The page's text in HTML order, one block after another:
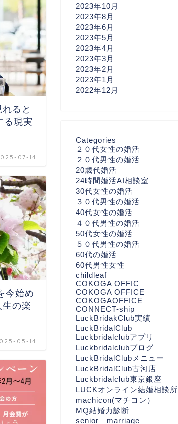
ると
る現実
07-14
今始め
の楽
05-14
2023年10月
2023年8月
2023年6月
2023年5月
2023年4月
2023年3月
2023年2月
2023年1月
2022年12月
Categories
２０代女性の婚活
２０代男性の婚活
20歳代婚活
24時間婚活AI相談室
30代女性の婚活
３０代男性の婚活
40代女性の婚活
４０代男性の婚活
50代女性の婚活
５０代男性の婚活
60代の婚活
60代男性女性
childleaf
COKOGA OFFIC
COKOGA OFFICE
COKOGAOFFICE
CONNECT-ship
LuckBridakClub実績
LuckBridalClub
Luckbridalclubアプリ
Luckbridalclubブログ
LuckBridalClubメニュー
LuckBridalClub古河店
Luckbridalclub東京銀座
LUCKオンライン結婚相談所
machicon(マチコン）
MQ結婚力診断
senior marriage